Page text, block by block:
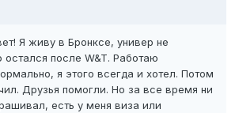
Я живу в Бронксе, универ не
остался после W&T. Работаю
я этого всегда и хотел. Потом
Друзья помогли. Но за все время ни
есть у меня виза или